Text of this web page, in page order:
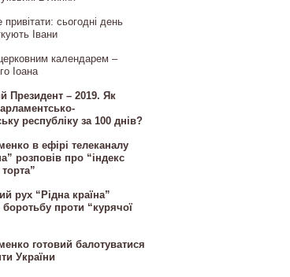
привітати: сьогодні день
Івани
календарем –
Іоана
Президент – 2019. Як
республіку за 100 днів?
в ефірі телеканалу
розповів про “індекс
рух “Рідна країна”
проти “курячої
готовий балотуватися
України